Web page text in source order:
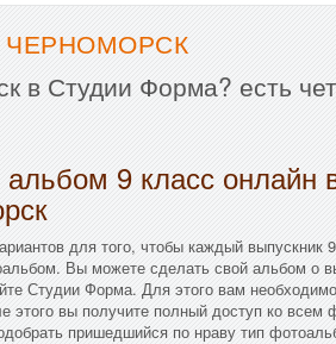
ЧЕРНОМОРСК
в Студии Форма? есть
9 класс онлайн
для того, чтобы каждый выпускник
Вы можете сделать свой альбом о
Студии Форма. Для этого вам необходимо
этого вы получите полный доступ ко всем
пришедшийся по нраву тип